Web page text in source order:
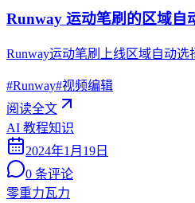
Runway 运动笔刷的区域自
Runway运动笔刷上线区域自动
#Runway#视频编辑
阅读全文
AI 教程知识
2024年1月19日
0 条评论
零重力瓦力